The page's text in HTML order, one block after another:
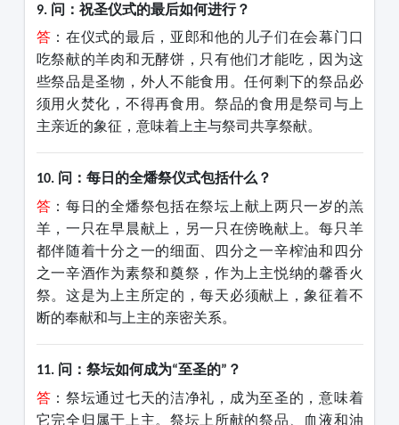
9. 问：祝圣仪式的最后如何进行？
答 ：在仪式的最后，亚郎和他的儿子们在会幕门口
吃祭献的羊肉和无酵饼，只有他们才能吃，因为这
些祭品是圣物，外人不能食用。任何剩下的祭品必
须用火焚化，不得再食用。祭品的食用是祭司与 上
主亲近的象征，意味着上主与祭司共享祭献。
10. 问：每日的全燔祭仪式包括什么？
答 ：每日的全燔祭包括在祭坛上献上两只一岁的羔
羊，一只在早晨献上，另一只在傍晚献上。每只羊
都伴随着十分之一的细面、四分之一辛榨油和四分
之一辛酒作为素祭和奠祭，作为上主悦纳的馨香火
祭。这是为 上主 所定的，每天必须献上，象征着不
断的奉献和与上主的亲密关系。
11. 问：祭坛如何成为“至圣的” ？
答 ：祭坛通过七天的洁净礼，成为至圣的，意味着
它完全归属于上主。祭坛上所献的祭品、血液和油